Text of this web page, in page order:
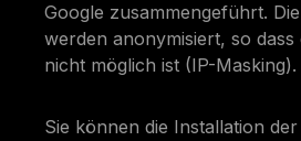
Google zusammengeführt.
werden anonymisiert, so
nicht möglich ist (IP-Masking).
Sie können die Installation